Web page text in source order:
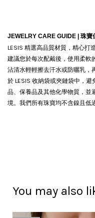
JEWELRY CARE GUIDE | 珠寶
LESIS 精選高品質材質，精心打
建議您於每次配戴後，使用柔軟
沾清水輕輕擦去汗水或防曬乳，
於 LESIS 收納袋或夾鏈袋中，
品、保養品及其他化學物質，並
境。我們所有珠寶均不含鎳且低
You may also